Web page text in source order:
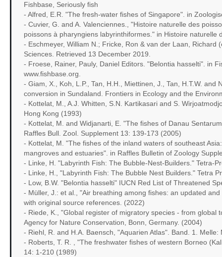
Fishbase, Seriously fish
- Alfred, E.R. "The fresh-water fishes of Singapore". in
- Cuvier, G. and A. Valenciennes., "Histoire naturelle des
poissons à pharyngiens labyrinthiformes." in Histoire naturelle
- Eschmeyer, William N.; Fricke, Ron & van der Laan,
Sciences. Retrieved 13 December 2019.
- Froese, Rainer, Pauly, Daniel Editors. "Belontia hasselti". in
www.fishbase.org.
- Giam, X., Koh, L.P., Tan, H.H., Miettinen, J., Tan, H.T.W.
conversion in Sundaland. Frontiers in Ecology and the
- Kottelat, M., A.J. Whitten, S.N. Kartikasari and S.
Hong Kong (1993)
- Kottelat, M. and Widjanarti, E. "The fishes of Danau
Raffles Bull. Zool. Supplement 13: 139-173 (2005)
- Kottelat, M. "The fishes of the inland waters of southeast
mangroves and estuaries". in Raffles Bulletin of Zoology
- Linke, H. "Labyrinth Fish: The Bubble-Nest-Builders." Tetra-
- Linke, H., "Labyrinth Fish: The Bubble Nest Builders." Tetra
- Low, B.W. "Belontia hasselti" IUCN Red List of Threatened
- Müller, J.: et al., "Air breathing among fishes: an updated
with original source references. (2022)
- Riede, K., "Global register of migratory species - from
Agency for Nature Conservation, Bonn, Germany. (2004)
- Riehl, R. and H.A. Baensch, "Aquarien Atlas". Band. 1.
- Roberts, T. R. , "The freshwater fishes of western Borneo
14: 1-210 (1989)